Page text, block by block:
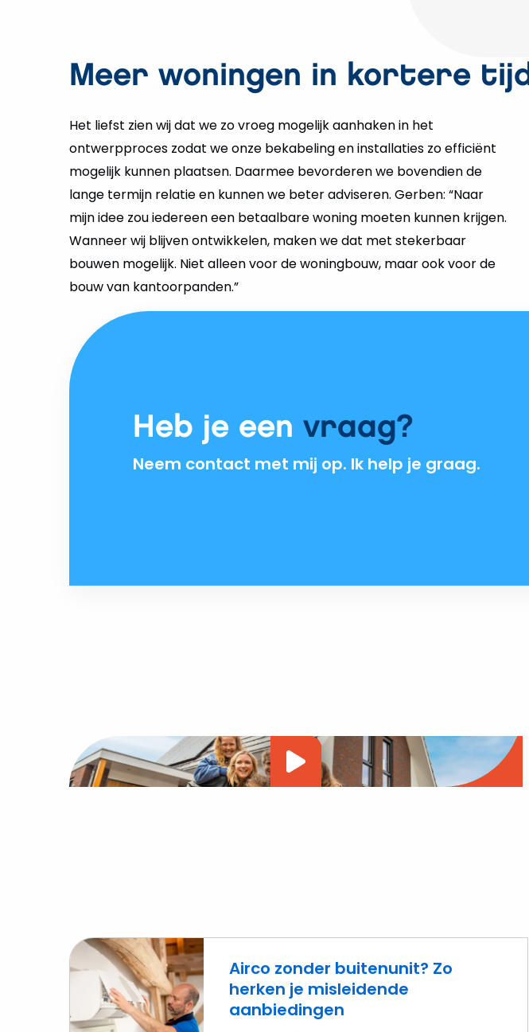
Meer woningen in kortere tijd
Het liefst zien wij dat we zo vroeg mogelijk aanhaken in het
ontwerpproces zodat we onze bekabeling en installaties zo efficiënt
mogelijk kunnen plaatsen. Daarmee bevorderen we bovendien de
lange termijn relatie en kunnen we beter adviseren. Gerben: “Naar
mijn idee zou iedereen een betaalbare woning moeten kunnen krijgen.
Wanneer wij blijven ontwikkelen, maken we dat met stekerbaar
bouwen mogelijk. Niet alleen voor de woningbouw, maar ook voor de
bouw van kantoorpanden.”
Heb je een vraag?
Neem contact met mij op. Ik help je graag.
Video
Airco zonder buitenunit? Zo
herken je misleidende
aanbiedingen
Lees